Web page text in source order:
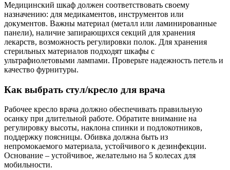
Медицинский шкаф должен соответствовать своему
назначению: для медикаментов, инструментов или
документов. Важны материал (металл или ламинированные
панели), наличие запирающихся секций для хранения
лекарств, возможность регулировки полок. Для хранения
стерильных материалов подходят шкафы с
ультрафиолетовыми лампами. Проверьте надежность петель и
качество фурнитуры.
Как выбрать стул/кресло для врача
Рабочее кресло врача должно обеспечивать правильную
осанку при длительной работе. Обратите внимание на
регулировку высоты, наклона спинки и подлокотников,
поддержку поясницы. Обивка должна быть из
непромокаемого материала, устойчивого к дезинфекции.
Основание – устойчивое, желательно на 5 колесах для
мобильности.